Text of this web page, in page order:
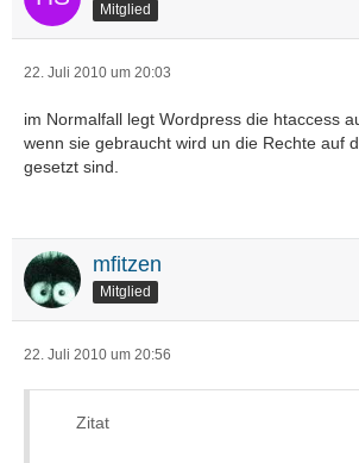
Mitglied
22. Juli 2010 um 20:03
im Normalfall legt Wordpress die htaccess
wenn sie gebraucht wird un die Rechte auf
gesetzt sind.
mfitzen
Mitglied
22. Juli 2010 um 20:56
Zitat